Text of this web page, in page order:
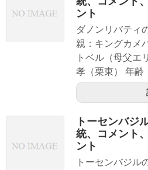
ント
ダノンリバティ
親：キングカメ
トベル（母父エ
孝（栗東） 年齢
トーセンバジ
統、コメント
ント
トーセンバジル